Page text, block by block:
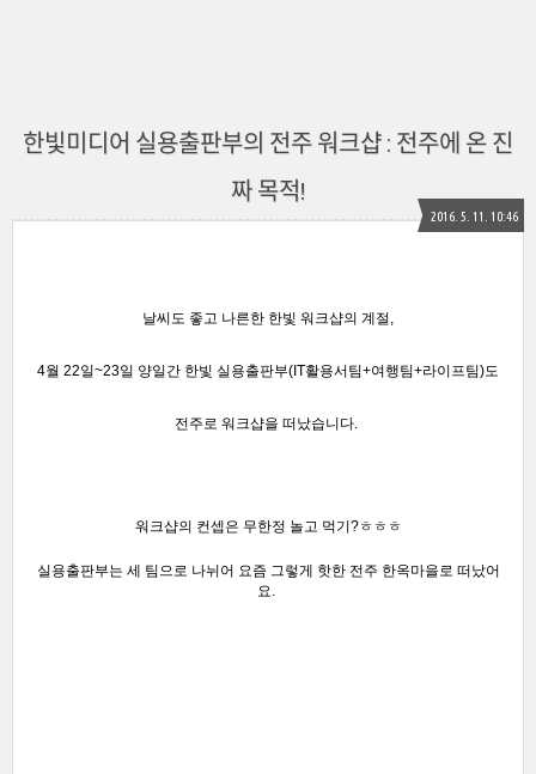
한빛미디어 실용출판부의 전주 워크샵 : 전주에 온 진
짜 목적!
2016. 5. 11. 10:46
날씨도 좋고 나른한 한빛 워크샵의 계절,
4월 22일~23일 양일간 한빛 실용출판부(IT활용서팀+여행팀+라이프팀)도
전주로 워크샵을 떠났습니다.
워크샵의 컨셉은 무한정 놀고 먹기?ㅎㅎㅎ
실용출판부는 세 팀으로 나뉘어 요즘 그렇게 핫한 전주 한옥마을로 떠났어
요.